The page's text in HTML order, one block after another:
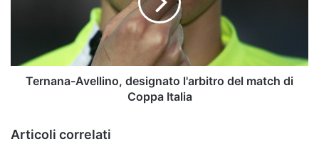
Italia
Ternana-Avellino, designato l'arbitro del match di
Coppa Italia
Articoli correlati